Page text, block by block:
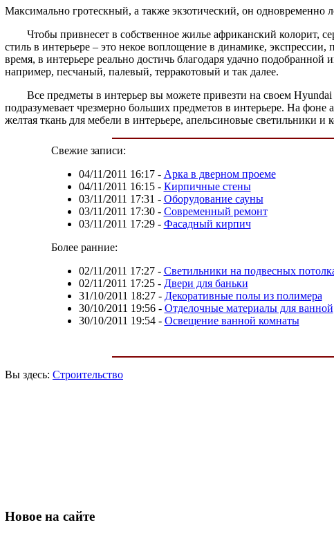
Максимально гротескный, а также экзотический, он
Чтобы привнесет в собственное жилье африканский колорит,
стиль в интерьере – это некое воплощение в динамике,
время, в интерьере реально достичь благодаря удачно
например, песчаный, палевый, терракотовый и так далее.
Все предметы в интерьер вы можете привезти на своем Hyundai
подразумевает чрезмерно больших предметов в интерьере. На
желтая ткань для мебели в интерьере, апельсиновые светильники
Свежие записи:
04/11/2011 16:17- Арка в дверном проеме
04/11/2011 16:15- Кирпичные стены
03/11/2011 17:31 - Оборудование сауны
03/11/2011 17:30- Современный ремонт
03/11/2011 17:29- Фасадный кирпич
Более ранние:
02/11/2011 17:27- Светильники на подвесных
02/11/2011 17:25- Двери для баньки
31/10/2011 18:27- Декоративные полы из полимера
30/10/2011 19:56- Отделочные материалы для ванной
30/10/2011 19:54- Освещение ванной комнаты
Вы здесь: Строительство
Новое на сайте